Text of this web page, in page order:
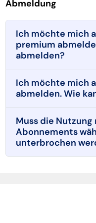
Abmeldung
Ich möchte mich
premium
abmelden?
Ich möchte mich
abmelden. Wie
Muss die
Abonnements
unterbrochen